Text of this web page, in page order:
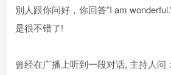
別人跟你问好，你回答”I am
是很不错了!
曾经在广播上听到一段对话, 主持人问